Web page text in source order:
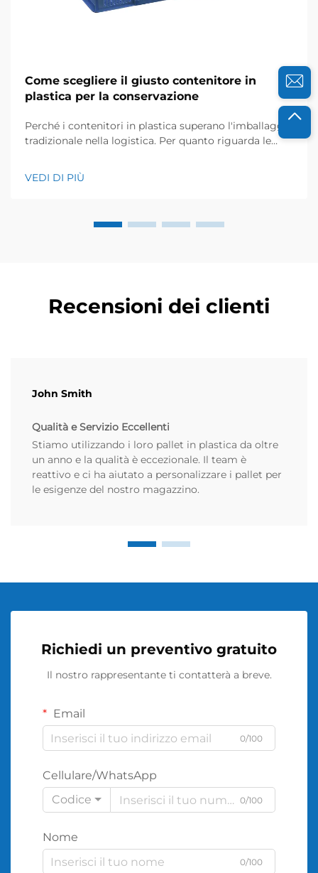
Come scegliere il giusto contenitore in
plastica per la conservazione
Perché i contenitori in plastica superano l'imballaggio
tradizionale nella logistica. Per quanto riguarda le
in plastica battono nettamente cartone e legno,
soprattutto perché durano molto di più. Queste
VEDI DI PIÙ
Recensioni dei clienti
John Smith
Qualità e Servizio Eccellenti
Stiamo utilizzando i loro pallet in plastica da oltre
un anno e la qualità è eccezionale. Il team è
reattivo e ci ha aiutato a personalizzare i pallet per
le esigenze del nostro magazzino.
Richiedi un preventivo gratuito
Il nostro rappresentante ti contatterà a breve.
Email
0/100
Cellulare/WhatsApp
Codice
0/100
Nome
0/100